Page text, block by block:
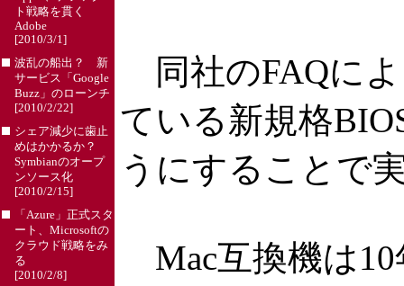
ト戦略を貫く
Adobe
[2010/3/1]
波乱の船出？ 新
サービス「Google
Buzz」のローンチ
[2010/2/22]
シェア減少に歯止
めはかかるか？
Symbianのオープ
ンソース化
[2010/2/15]
「Azure」正式スタ
ート、Microsoftの
クラウド戦略をみ
る
[2010/2/8]
同社のFAQによ
ている新規格
うにすることで
Mac互換機は10